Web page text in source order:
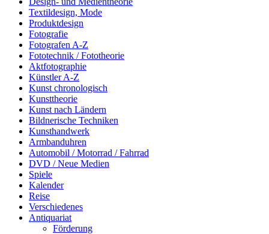
Textildesign, Mode
Produktdesign
Fotografie
Fotografen A-Z
Fototechnik / Fototheorie
Aktfotographie
Künstler A-Z
Kunst chronologisch
Kunsttheorie
Kunst nach Ländern
Bildnerische Techniken
Kunsthandwerk
Armbanduhren
Automobil / Motorrad / Fahrrad
DVD / Neue Medien
Spiele
Kalender
Reise
Verschiedenes
Antiquariat
Förderung